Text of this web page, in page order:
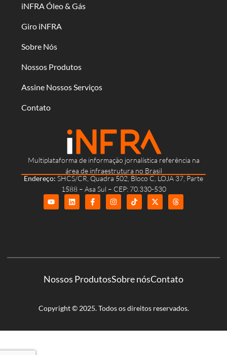
Multiplataforma de informação jornalística referência na
área de infraestrutura no Brasil
Endereço: SHCS/CR, Quadra 502, Bloco C, LOJA 37, Parte
1588 – Asa Sul – CEP: 70.330-530
iNFRA Óleo & Gás
Giro iNFRA
Sobre Nós
Nossos Produtos
Assine Nossos Serviços
Contato
Nossos ProdutosSobre nósContato
Copyright © 2025. Todos os direitos reservados.